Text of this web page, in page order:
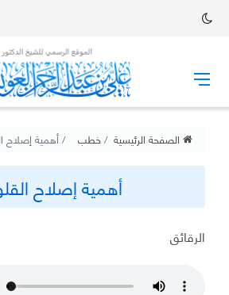
الصفحة الرئيسية خطب أهمية إصلاح
أهمية إصلاح
الرقائق